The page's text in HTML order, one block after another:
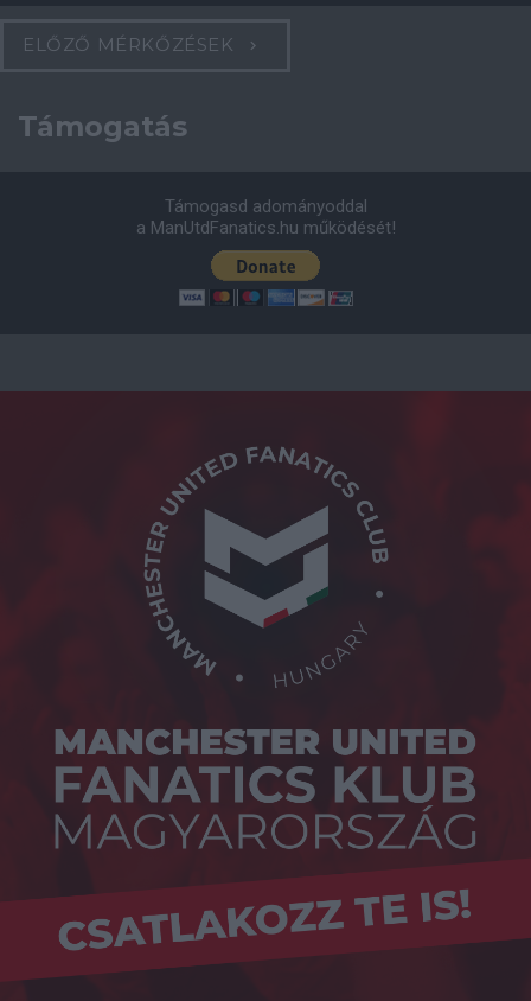
ELŐZŐ MÉRKŐZÉSEK
Támogatás
Támogasd adományoddal
a ManUtdFanatics.hu működését!